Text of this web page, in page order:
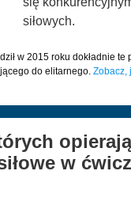
siłowych.
w 2015 roku dokładnie
do elitarnego. Zobacz,
w